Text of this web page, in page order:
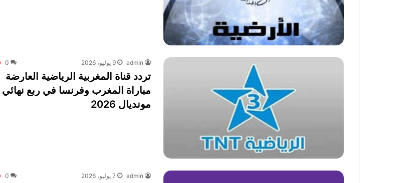
admin 9 يوليو، 2026 0
تردد قناة المغربية الرياضية العارضة
مباراة المغرب وفرنسا في ربع نهائي
مونديال 2026
admin 7 يوليو، 2026 0